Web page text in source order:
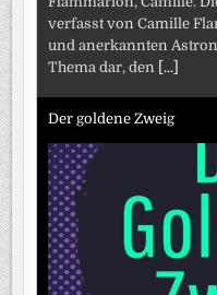
verfasst von Camille
und anerkannten
Thema dar, den [...]
Der goldene Zweig